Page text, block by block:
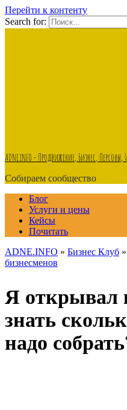
Перейти к контенту
Search for:
ADNE.iNFO - Продвижение, Бизнес,
Собираем сообщество
Блог
Услуги и цены
Кейсы
Почитать
ADNE.INFO » Бизнес Клуб »
бизнесменов
Я открывал
знать
надо